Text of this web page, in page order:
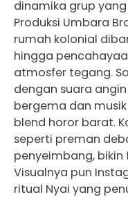
dinamika grup
Produksi Umbara
rumah kolonial
hingga
atmosfer tegang.
dengan suara
bergema dan
blend horor barat.
seperti preman
penyeimbang,
Visualnya pun
ritual Nyai yang